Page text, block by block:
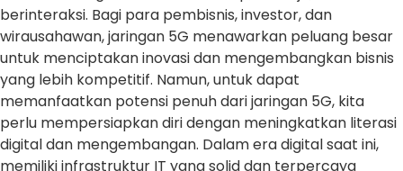
berinteraksi. Bagi para pembisnis, investor, dan
wirausahawan, jaringan 5G menawarkan peluang besar
untuk menciptakan inovasi dan mengembangkan bisnis
yang lebih kompetitif. Namun, untuk dapat
memanfaatkan potensi penuh dari jaringan 5G, kita
perlu mempersiapkan diri dengan meningkatkan literasi
digital dan mengembangan. Dalam era digital saat ini,
memiliki infrastruktur IT yang solid dan terpercaya